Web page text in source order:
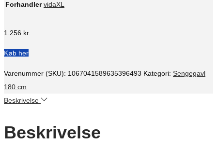
Forhandler vidaXL
1.256 kr.
Køb her
Varenummer (SKU): 1067041589635396493 Kategori: Sengegavl
180 cm
Beskrivelse
Beskrivelse